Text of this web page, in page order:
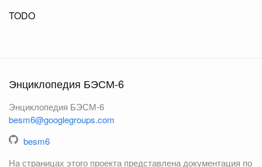
TODO
Энциклопедия БЭСМ-6
Энциклопедия БЭСМ-6
besm6@googlegroups.com
besm6
На страницах этого проекта представлена документация по